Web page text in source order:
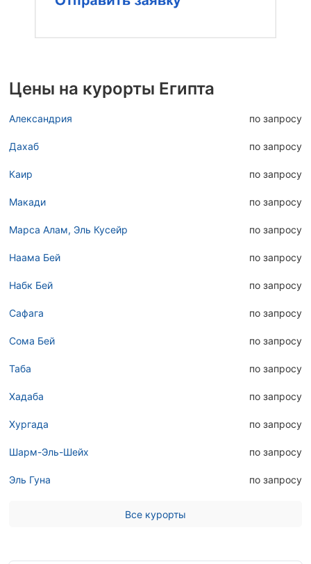
Цены на курорты Египта
Александрия по запросу
Дахаб по запросу
Каир по запросу
Макади по запросу
Марса Алам, Эль Кусейр по запросу
Наама Бей по запросу
Набк Бей по запросу
Сафага по запросу
Сома Бей по запросу
Таба по запросу
Хадаба по запросу
Хургада по запросу
Шарм-Эль-Шейх по запросу
Эль Гуна по запросу
Все курорты